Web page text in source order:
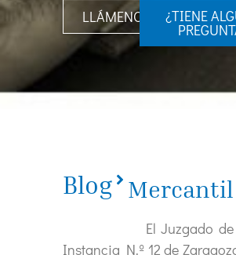
LLÁMENOS ¿TIENE
Blog Mercantil
El Juzgado de
Instancia N.º 12 de